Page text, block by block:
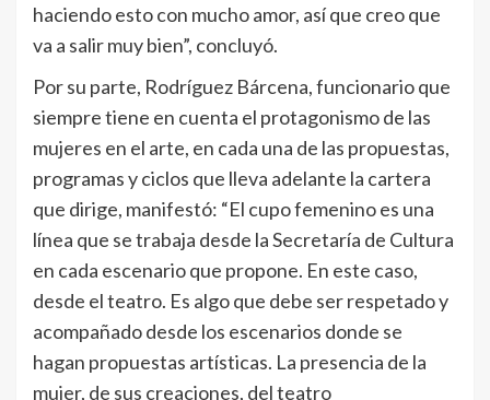
haciendo esto con mucho amor, así que creo que
va a salir muy bien”, concluyó.
Por su parte, Rodríguez Bárcena, funcionario que
siempre tiene en cuenta el protagonismo de las
mujeres en el arte, en cada una de las propuestas,
programas y ciclos que lleva adelante la cartera
que dirige, manifestó: “El cupo femenino es una
línea que se trabaja desde la Secretaría de Cultura
en cada escenario que propone. En este caso,
desde el teatro. Es algo que debe ser respetado y
acompañado desde los escenarios donde se
hagan propuestas artísticas. La presencia de la
mujer, de sus creaciones, del teatro